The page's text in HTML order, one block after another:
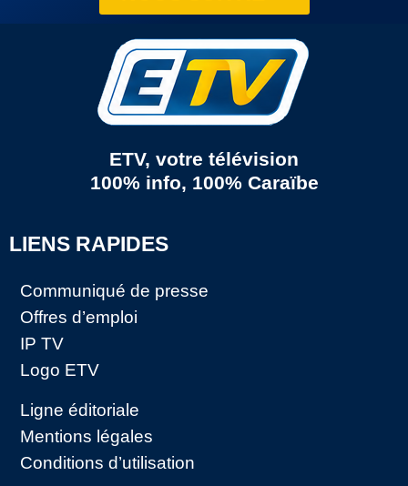
ETV, votre télévision
100% info, 100% Caraïbe
LIENS RAPIDES
Communiqué de presse
Offres d’emploi
IP TV
Logo ETV
Ligne éditoriale
Mentions légales
Conditions d’utilisation